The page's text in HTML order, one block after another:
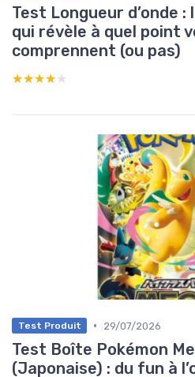
Test Longueur d’onde
qui révèle à quel point
comprennent (ou pas)
★★★★★
★★★★★
Test Produit • 29/07/2026
Test Boîte Pokémon
(Japonaise) : du fun à